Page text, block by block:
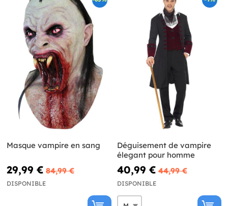
Masque vampire en sang
29,99 € 84,99 €
DISPONIBLE
Déguisement de vampire
élegant pour homme
40,99 € 44,99 €
DISPONIBLE